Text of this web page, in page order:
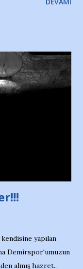
web
Adana Yüzme
bir kız çocuğu
Kulübü
etrafına bakıyor.
Demirspor’un 4
1973 – 1975
girdiği
DEVAMI
yapılan
Demirspor'umuzun
almış hazret..